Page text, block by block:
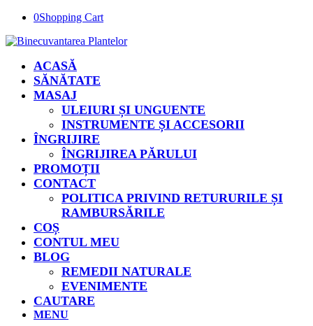
0Shopping Cart
ACASĂ
SĂNĂTATE
MASAJ
ULEIURI ȘI UNGUENTE
INSTRUMENTE ȘI ACCESORII
ÎNGRIJIRE
ÎNGRIJIREA PĂRULUI
PROMOȚII
CONTACT
POLITICA PRIVIND RETURURILE ȘI
RAMBURSĂRILE
COȘ
CONTUL MEU
BLOG
REMEDII NATURALE
EVENIMENTE
CAUTARE
MENU